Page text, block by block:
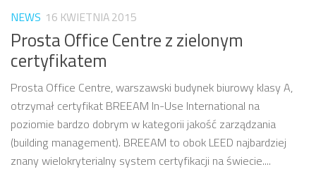
NEWS 16 KWIETNIA 2015
Prosta Office Centre z zielonym
certyfikatem
Prosta Office Centre, warszawski budynek biurowy klasy A,
otrzymał certyfikat BREEAM In-Use International na
poziomie bardzo dobrym w kategorii jakość zarządzania
(building management). BREEAM to obok LEED najbardziej
znany wielokryterialny system certyfikacji na świecie....